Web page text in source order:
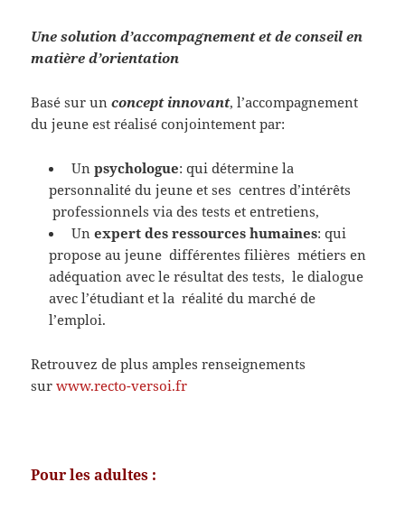
Une solution d’accompagnement et deconseilen
matière d’orientation
Basé sur unconcept innovant, l’accompagnement
du jeune est réalisé conjointement par:
Unpsychologue: qui détermine la
personnalité du jeune et ses centres d’intérêts
professionnels via des tests et entretiens,
Unexpert des ressources humaines: qui
propose au jeune différentes filières métiers en
adéquation avec le résultat des tests, le dialogue
avec l’étudiant et la réalité du marché de
l’emploi.
Retrouvez de plus amples renseignements
surwww.recto-versoi.fr
Pour les adultes :